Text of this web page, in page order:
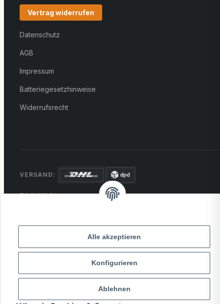
Alle akzeptieren
Konfigurieren
Ablehnen
Vertrag widerrufen
Datenschutz
AGB
Impressum
Batteriegesetzhinweise
Widerrufsrecht
VERSAND:
ZAHLUNG:
* Alle Preise inkl. gesetzlicher USt., zzgl.Versand
© 2026 MCTRADE24. Alle Rechte vorbehalten.